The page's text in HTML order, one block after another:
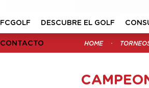
FCGOLF DESCUBRE EL GOLF
CONTACTO HOME